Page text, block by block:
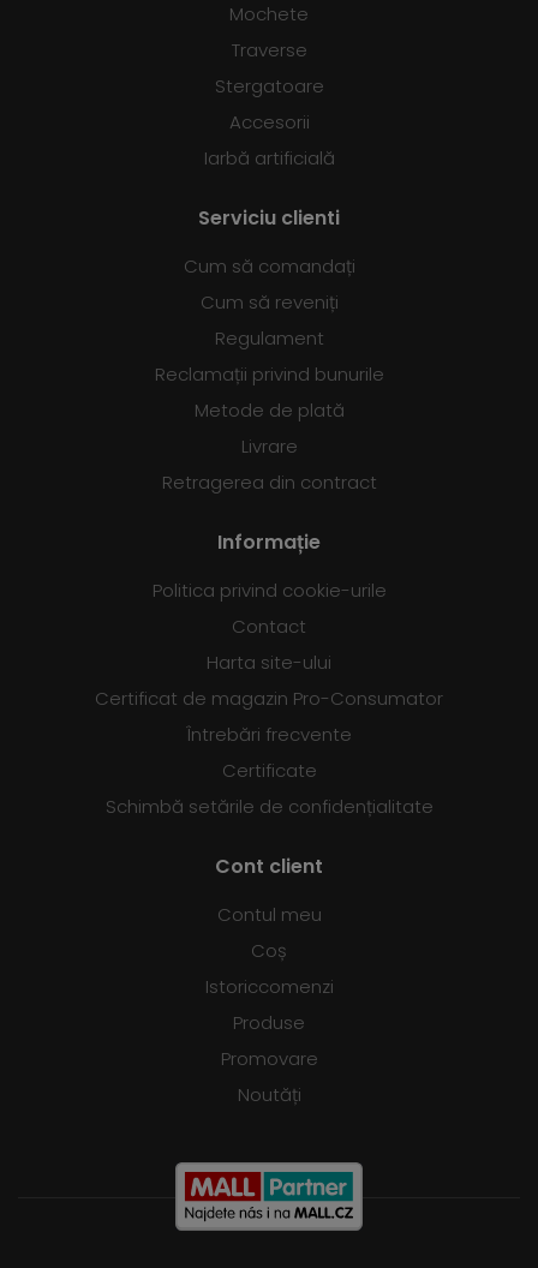
Mochete
Traverse
Stergatoare
Accesorii
Iarbă artificială
Serviciu clienti
Cum să comandați
Cum să reveniți
Regulament
Reclamații privind bunurile
Metode de plată
Livrare
Retragerea din contract
Informație
Politica privind cookie-urile
Contact
Harta site-ului
Certificat de magazin Pro-Consumator
Întrebări frecvente
Certificate
Schimbă setările de confidențialitate
Cont client
Contul meu
Coș
Istoriccomenzi
Produse
Promovare
Noutăți